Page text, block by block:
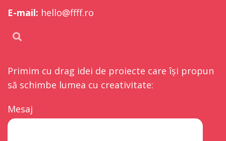
E-mail: hello@ffff.ro
Primim cu drag idei de proiecte care își propun
să schimbe lumea cu creativitate:
Mesaj